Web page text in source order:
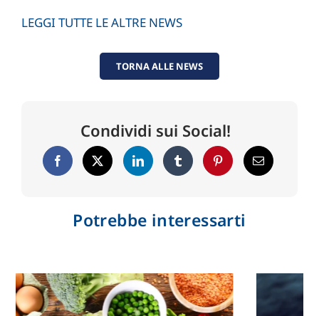
LEGGI TUTTE LE ALTRE NEWS
TORNA ALLE NEWS
Condividi sui Social!
Potrebbe interessarti